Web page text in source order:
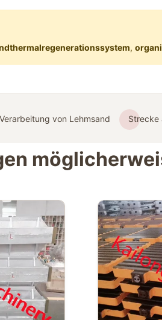
,
von Lehmsand Strecke